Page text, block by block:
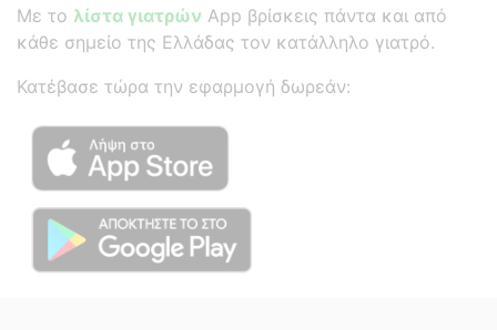
Με το λίστα γιατρών App βρίσκεις πάντα και από
κάθε σημείο της Ελλάδας τον κατάλληλο γιατρό.
Κατέβασε τώρα την εφαρμογή δωρεάν: